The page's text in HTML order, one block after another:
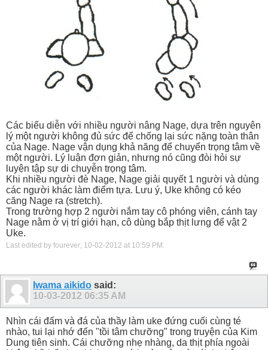
Các biểu diễn với nhiều người nâng Nage, dựa trên nguyên
lý một người không đủ sức để chống lại sức nặng toàn thân
của Nage. Nage vận dụng khả năng để chuyển trọng tâm về
một người. Lý luận đơn giản, nhưng nó cũng đòi hỏi sự
luyện tập sự di chuyễn trọng tâm.
Khi nhiều người đè Nage, Nage giải quyết 1 người và dùng
các người khác làm điểm tựa. Lưu ý, Uke không có kéo
căng Nage ra (stretch).
Trong trường hợp 2 người nắm tay cô phóng viên, cánh tay
Nage nằm ở vị trí giới hạn, cô dùng bắp thịt lưng để vật 2
Uke.
Last edited by fourever; 10-02-2012 at 10:59 PM
Iwama aikido said:
10-03-2012 06:35 AM
Nhìn cái đấm và đá của thầy làm uke đứng cuối cùng té
nhào, tui lại nhớ đến "tồi tâm chưỡng" trong truyện của Kim
Dung tiên sinh. Cái chưỡng nhẹ nhàng, da thịt phía ngoài